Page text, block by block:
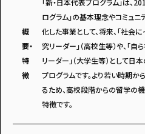
イベントに
・マイナビティーンズについて
・個人情報について
・利用規約
概
要・
特
徴
「新・日本代表プログラム」は、
ログラム」の基本理念やコミュ
化した事業として、将来、「社会
究リーダー」（高校生等）や、「
リーダー」（大学生等）として
プログラムです。より若い時期
るため、高校段階からの留学の
特徴です。